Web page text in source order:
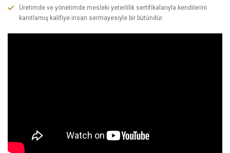
Üretimde ve yönetimde mesleki yeterlilik sertifikalarıyla kendilerini
kanıtlamış kalifiye insan sermayesiyle bir bütündür.